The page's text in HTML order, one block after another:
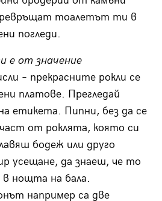
тоалетът ти в
погледи.
е от значение
– прекрасните рокли се
платове. Прегледай
етикета. Пипни, без да се
от роклята, която си
бодеж или друго
усещане, да знаеш, че то
в нощта на бала.
например са две